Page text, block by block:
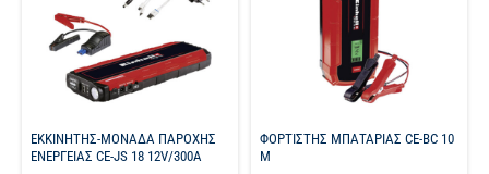
ΕΚΚΙΝΗΤΗΣ-ΜΟΝΑΔΑ ΠΑΡΟΧΗΣ
ΕΝΕΡΓΕΙΑΣ CE-JS 18 12V/300A
ΦΟΡΤΙΣΤΗΣ ΜΠΑΤΑΡΙΑΣ CE-BC 10
M